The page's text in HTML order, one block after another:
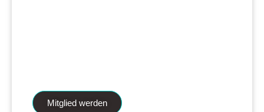
Mitglied werden